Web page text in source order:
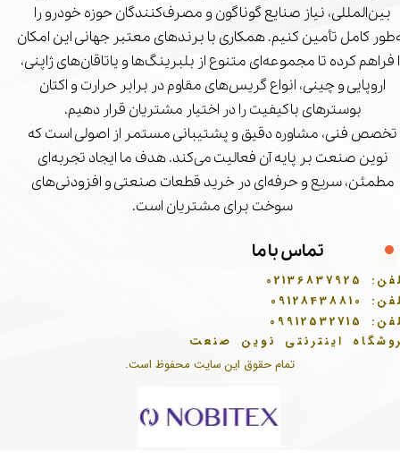
تمام حقوق این سایت محفوظ است.
بین‌المللی، نیاز صنایع گوناگون و مصرف‌کنندگان حوزه خودرو را
کامل تأمین کنیم. همکاری با برندهای معتبر جهانی این امکان
فراهم کرده تا مجموعه‌ای متنوع از بلبرینگ‌ها و یاتاقان‌های ژاپنی،
اروپایی و چینی، انواع گریس‌های مقاوم در برابر حرارت و اکتان
بوسترهای باکیفیت را در اختیار مشتریان قرار دهیم.
تخصص فنی، مشاوره دقیق و پشتیبانی مستمر از اصولی است که
نوین صنعت بر پایه آن فعالیت می‌کند. هدف ما ایجاد تجربه‌ای
مطمئن، سریع و حرفه‌ای در خرید قطعات صنعتی و افزودنی‌های
سوخت برای مشتریان است.
تماس با ما
02136837925
09128438810
09912532715
اینترنتی نوین صنعت